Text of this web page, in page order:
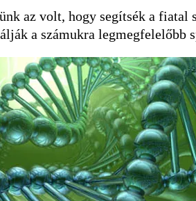
az volt, hogy segítsék a fiatal
a számukra legmegfelelőbb